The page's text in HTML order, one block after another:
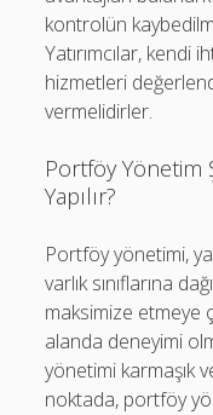
kontrolün
Yatırımcılar, kendi
hizmetleri
vermelidirler.
Portföy Yönetim
Yapılır?
Portföy yönetimi,
varlık sınıflarına
maksimize etmeye
alanda deneyimi
yönetimi karmaşık
noktada, portföy